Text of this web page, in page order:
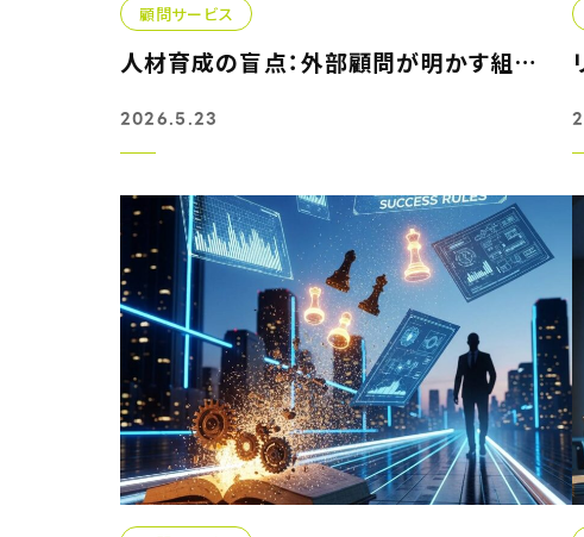
顧問サービス
人材育成の盲点：外部顧問が明かす組織改革の秘訣
2026.5.23